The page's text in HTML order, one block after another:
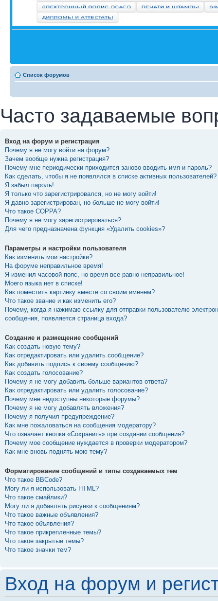
Список форумов
Часто задаваемые
Вход на форум и регистрация
Почему я не могу войти на форум?
Зачем вообще нужна регистрация?
Почему мне периодически приходится заново вводить имя и пароль?
Как сделать, чтобы я не появлялся в списке активных пользователей?
Я забыл пароль!
Я только что зарегистрировался, но не могу войти!
Я давно зарегистрирован, но больше не могу войти!
Что такое COPPA?
Почему я не могу зарегистрироваться?
Для чего предназначена функция «Удалить cookies»?
Параметры и настройки пользователя
Как изменить мои настройки?
На форуме неправильное время!
Я изменил часовой пояс, но время все равно неправильное!
Моего языка нет в списке!
Как поместить картинку вместе со своим именем?
Что такое звание и как изменить его?
Почему, когда я нажимаю ссылку для отправки пользователю
сообщения, появляется страница входа?
Создание и размещение сообщений
Как создать новую тему?
Как отредактировать или удалить сообщение?
Как добавить подпись к своему сообщению?
Как создать голосование?
Почему я не могу добавить больше вариантов ответа?
Как отредактировать или удалить голосование?
Почему мне недоступны некоторые форумы?
Почему я не могу добавлять вложения?
Почему я получил предупреждение?
Как мне пожаловаться на сообщения модератору?
Что означает кнопка «Сохранить» при создании сообщения?
Почему мое сообщение нуждается в проверки модератором?
Как мне вновь поднять мою тему?
Форматирование сообщений и типы создаваемых тем
Что такое BBCode?
Могу ли я использовать HTML?
Что такое смайлики?
Могу ли я добавлять рисунки к сообщениям?
Что такое важные объявления?
Что такое объявления?
Что такое прикрепленные темы?
Что такое закрытые темы?
Что такое значки тем?
Вход на форум и